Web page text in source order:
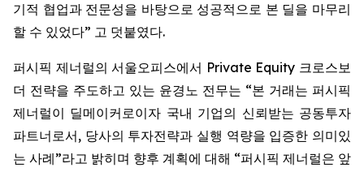
기적 협업과 전문성을 바탕으로 성공적으로 본 딜을 마무리
할 수 있었다” 고 덧붙였다.
퍼시픽 제너럴의 서울오피스에서 Private Equity 크로스보
더 전략을 주도하고 있는 윤경노 전무는 “본 거래는 퍼시픽
제너럴이 딜메이커로이자 국내 기업의 신뢰받는 공동투자
파트너로서, 당사의 투자전략과 실행 역량을 입증한 의미있
는 사례”라고 밝히며 향후 계획에 대해 “퍼시픽 제너럴은 앞